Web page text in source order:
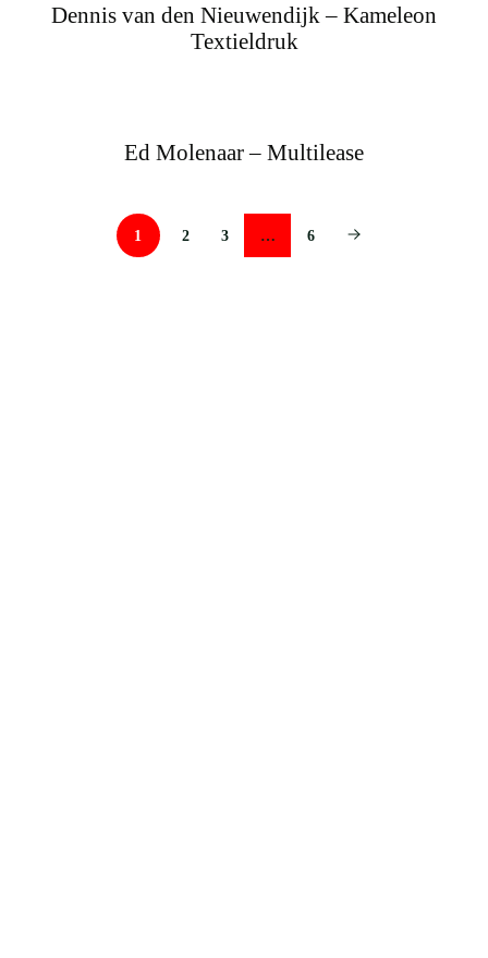
Dennis van den Nieuwendijk – Kameleon
Textieldruk
Ed Molenaar – Multilease
1 2 3 … 6